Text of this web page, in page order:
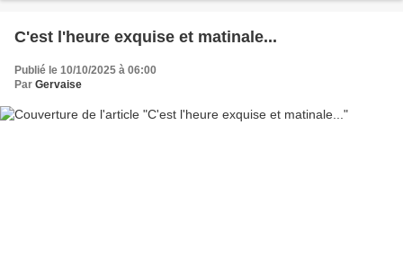
C'est l'heure exquise et matinale...
Publié le 10/10/2025 à 06:00
Par Gervaise